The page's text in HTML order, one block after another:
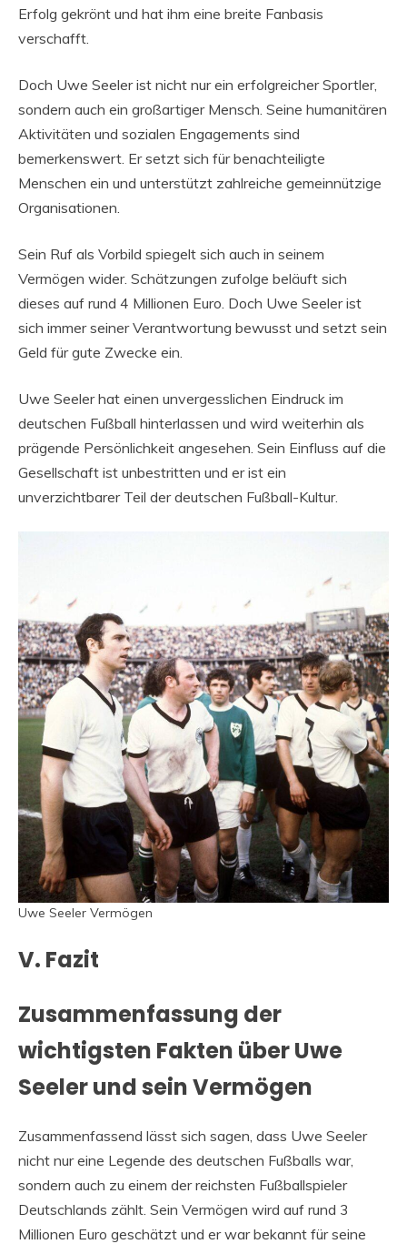
Erfolg gekrönt und hat ihm eine breite Fanbasis
verschafft.
Doch Uwe Seeler ist nicht nur ein erfolgreicher Sportler,
sondern auch ein großartiger Mensch. Seine humanitären
Aktivitäten und sozialen Engagements sind
bemerkenswert. Er setzt sich für benachteiligte
Menschen ein und unterstützt zahlreiche gemeinnützige
Organisationen.
Sein Ruf als Vorbild spiegelt sich auch in seinem
Vermögen wider. Schätzungen zufolge beläuft sich
dieses auf rund 4 Millionen Euro. Doch Uwe Seeler ist
sich immer seiner Verantwortung bewusst und setzt sein
Geld für gute Zwecke ein.
Uwe Seeler hat einen unvergesslichen Eindruck im
deutschen Fußball hinterlassen und wird weiterhin als
prägende Persönlichkeit angesehen. Sein Einfluss auf die
Gesellschaft ist unbestritten und er ist ein
unverzichtbarer Teil der deutschen Fußball-Kultur.
Uwe Seeler Vermögen
V. Fazit
Zusammenfassung der
wichtigsten Fakten über Uwe
Seeler und sein Vermögen
Zusammenfassend lässt sich sagen, dass Uwe Seeler
nicht nur eine Legende des deutschen Fußballs war,
sondern auch zu einem der reichsten Fußballspieler
Deutschlands zählt. Sein Vermögen wird auf rund 3
Millionen Euro geschätzt und er war bekannt für seine